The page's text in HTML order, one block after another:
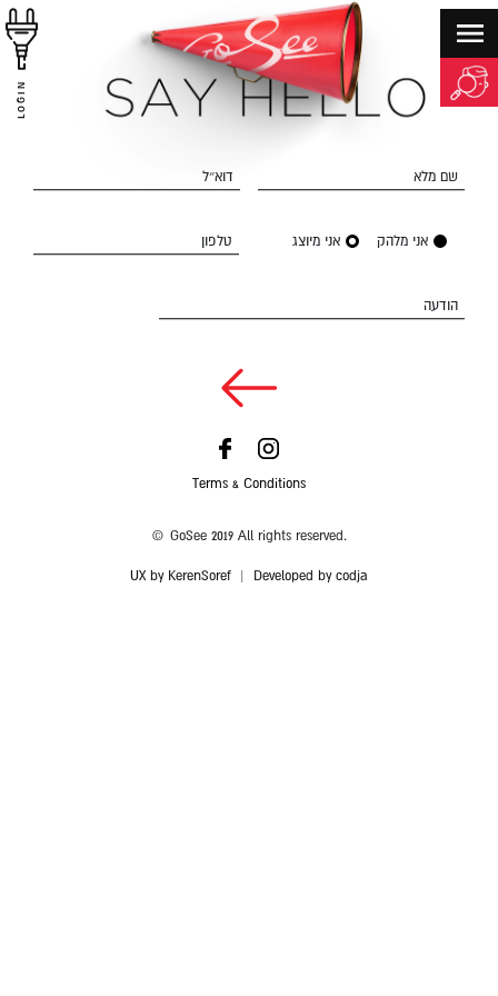
LOGIN
שם מלא דוא״ל
אני מלהק אני מיוצג טלפון
הודעה
Terms & Conditions
© GoSee 2019 All rights reserved.
UX by KerenSoref Developed by codja